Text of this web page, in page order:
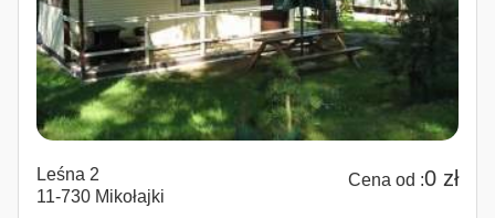
Leśna 2
11-730 Mikołajki
Cena od :0 zł